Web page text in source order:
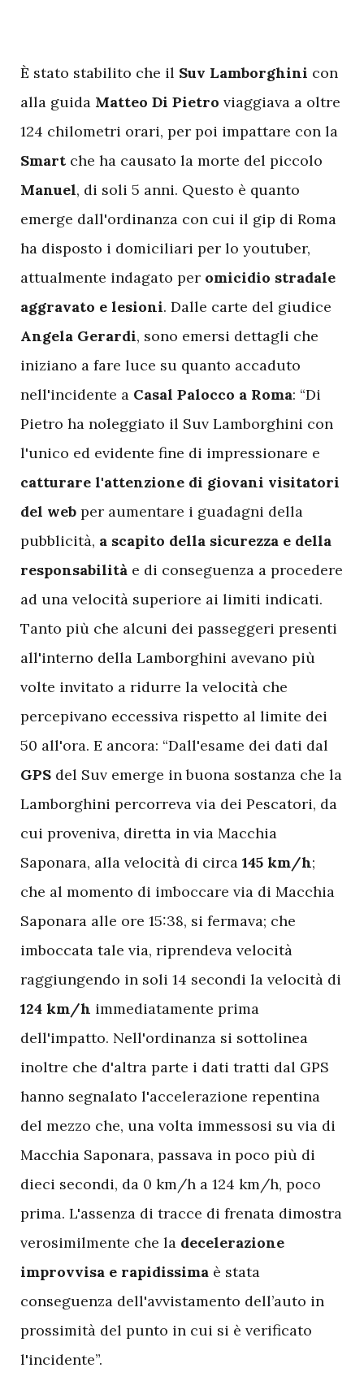
È stato stabilito che il Suv Lamborghini con
alla guida Matteo Di Pietro viaggiava a oltre
124 chilometri orari, per poi impattare con la
Smart che ha causato la morte del piccolo
Manuel, di soli 5 anni. Questo è quanto
emerge dall'ordinanza con cui il gip di Roma
ha disposto i domiciliari per lo youtuber,
attualmente indagato per omicidio stradale
aggravato e lesioni. Dalle carte del giudice
Angela Gerardi, sono emersi dettagli che
iniziano a fare luce su quanto accaduto
nell'incidente a Casal Palocco a Roma: “Di
Pietro ha noleggiato il Suv Lamborghini con
l'unico ed evidente fine di impressionare e
catturare l'attenzione di giovani visitatori
del web per aumentare i guadagni della
pubblicità, a scapito della sicurezza e della
responsabilità e di conseguenza a procedere
ad una velocità superiore ai limiti indicati.
Tanto più che alcuni dei passeggeri presenti
all'interno della Lamborghini avevano più
volte invitato a ridurre la velocità che
percepivano eccessiva rispetto al limite dei
50 all'ora. E ancora: “Dall'esame dei dati dal
GPS del Suv emerge in buona sostanza che la
Lamborghini percorreva via dei Pescatori, da
cui proveniva, diretta in via Macchia
Saponara, alla velocità di circa 145 km/h;
che al momento di imboccare via di Macchia
Saponara alle ore 15:38, si fermava; che
imboccata tale via, riprendeva velocità
raggiungendo in soli 14 secondi la velocità di
124 km/h immediatamente prima
dell'impatto. Nell'ordinanza si sottolinea
inoltre che d'altra parte i dati tratti dal GPS
hanno segnalato l'accelerazione repentina
del mezzo che, una volta immessosi su via di
Macchia Saponara, passava in poco più di
dieci secondi, da 0 km/h a 124 km/h, poco
prima. L'assenza di tracce di frenata dimostra
verosimilmente che la decelerazione
improvvisa e rapidissima è stata
conseguenza dell'avvistamento dell’auto in
prossimità del punto in cui si è verificato
l'incidente”.